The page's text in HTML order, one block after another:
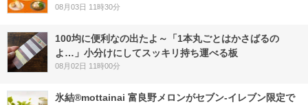
08月03日 11時30分
100均に便利なの出たよ～「1本丸ごとはかさばるの
よ…」小分けにしてスッキリ持ち運べる板
08月02日 11時00分
氷結®mottainai 富良野メロンがセブン‐イレブン限定で